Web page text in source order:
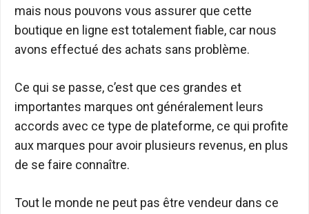
mais nous pouvons vous assurer que cette
boutique en ligne est totalement fiable, car nous
avons effectué des achats sans problème.
Ce qui se passe, c’est que ces grandes et
importantes marques ont généralement leurs
accords avec ce type de plateforme, ce qui profite
aux marques pour avoir plusieurs revenus, en plus
de se faire connaître.
Tout le monde ne peut pas être vendeur dans ce